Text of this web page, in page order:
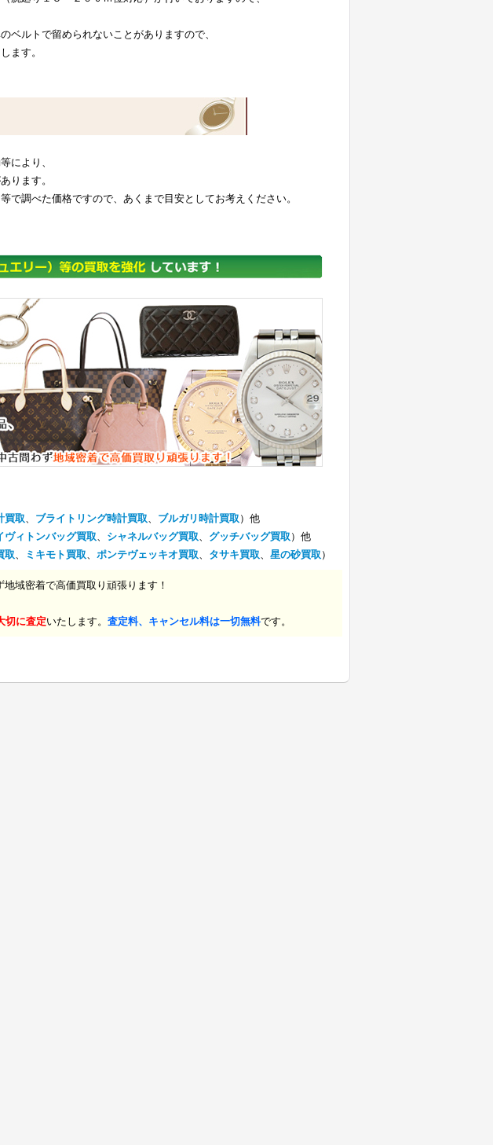
ベルトで留められないことがありますので、
ます。
により、
ります。
で調べた価格ですので、あくまで目安としてお考えください。
買取、 ブライトリング時計買取、 ブルガリ時計買取 ）他
ヴィトンバッグ買取、 シャネルバッグ買取、 グッチバッグ買取 ）他
取、 ミキモト買取、 ポンテヴェッキオ買取、 タサキ買取、 星の砂買取 ）
域密着で高価買取り頑張ります！
切に査定いたします。 査定料、キャンセル料は一切無料です。